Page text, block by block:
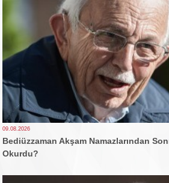
09.08.2026
Bediüzzaman Akşam Namazlarından
Okurdu?